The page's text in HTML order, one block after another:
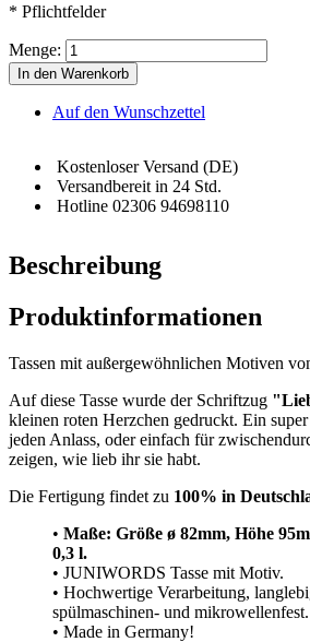
* Pflichtfelder
Menge:
In den Warenkorb
Auf den Wunschzettel
Kostenloser Versand (DE)
Versandbereit in 24 Std.
Hotline 02306 94698110
Beschreibung
Produktinformationen
Tassen mit außergewöhnlichen Motiven
Auf diese Tasse wurde der Schriftzug
kleinen roten Herzchen gedruckt. Ein
jeden Anlass, oder einfach für
zeigen, wie lieb ihr sie habt.
Die Fertigung findet zu 100% in
• Maße: Größe ø 82mm, Höhe
0,3 l.
• JUNIWORDS Tasse mit Motiv.
• Hochwertige Verarbeitung,
spülmaschinen- und mikrowellenfest.
• Made in Germany!